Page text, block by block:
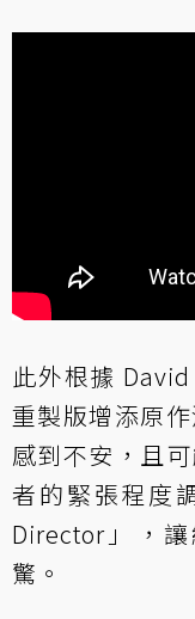
此外根據
重製版增添原
感到不安，且
者的緊張程度
Director」，
驚。